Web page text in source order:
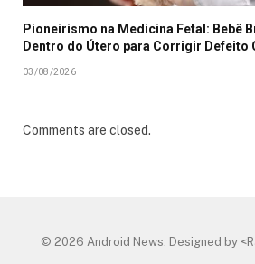
Pioneirismo na Medicina Fetal: Bebê
Dentro do Útero para Corrigir Defeito
03/08/2026
Comments are closed.
© 2026 Android News. Designed by